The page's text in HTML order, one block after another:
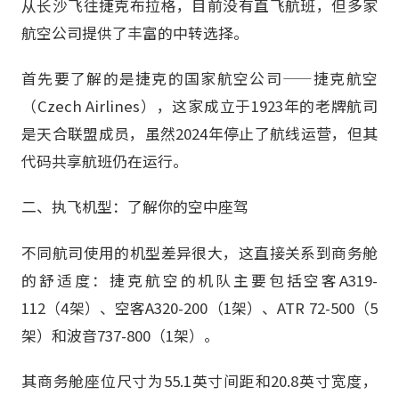
从长沙飞往捷克布拉格，目前没有直飞航班，但多家
航空公司提供了丰富的中转选择。
首先要了解的是捷克的国家航空公司——捷克航空
（Czech Airlines），这家成立于1923年的老牌航司
是天合联盟成员，虽然2024年停止了航线运营，但其
代码共享航班仍在运行。
二、执飞机型：了解你的空中座驾
不同航司使用的机型差异很大，这直接关系到商务舱
的舒适度：捷克航空的机队主要包括空客A319-
112（4架）、空客A320-200（1架）、ATR 72-500（5
架）和波音737-800（1架）。
其商务舱座位尺寸为55.1英寸间距和20.8英寸宽度，